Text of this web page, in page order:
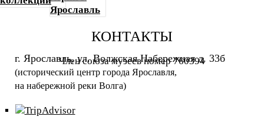
КОНТАКТЫ
г. Ярославль, ул. Волжская Набережная д. 33б
(исторический центр города Ярославля,
на набережной реки Волга)
Член союза музеев номер 760394